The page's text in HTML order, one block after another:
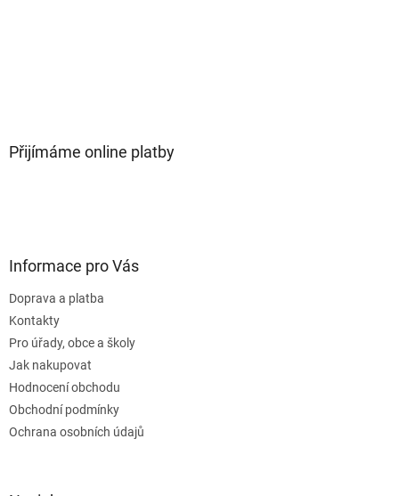
Přijímáme online platby
Informace pro Vás
Doprava a platba
Kontakty
Pro úřady, obce a školy
Jak nakupovat
Hodnocení obchodu
Obchodní podmínky
Ochrana osobních údajů